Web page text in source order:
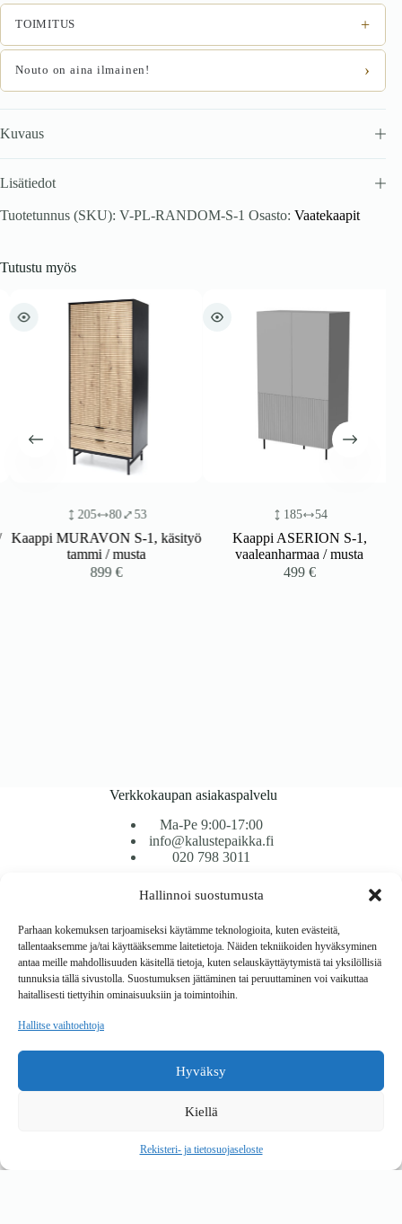
Hallinnoi suostumusta
Parhaan kokemuksen tarjoamiseksi käytämme teknologioita, kuten evästeitä,
tallentaaksemme ja/tai käyttääksemme laitetietoja. Näiden tekniikoiden hyväksyminen
antaa meille mahdollisuuden käsitellä tietoja, kuten selauskäyttäytymistä tai yksilöllisiä
tunnuksia tällä sivustolla. Suostumuksen jättäminen tai peruuttaminen voi vaikuttaa
haitallisesti tiettyihin ominaisuuksiin ja toimintoihin.
Hallitse vaihtoehtoja
Hyväksy
Kiellä
Rekisteri- ja tietosuojaseloste
määrä
TOIMITUS +
Nouto on aina ilmainen! ›
Kuvaus
Lisätiedot
Tuotetunnus (SKU): V-PL-RANDOM-S-1 Osasto: Vaatekaapit
Tutustu myös
205 80 53
Kaappi MURAVON S-1, käsityö
tammi / musta
899€
185 54
Kaappi ASERION S-1,
vaaleanharmaa / musta
499€
Verkkokaupan asiakaspalvelu
Ma-Pe 9:00-17:00
info@kalustepaikka.fi
020 798 3011
Tavarantoimitus / Maksutavat
Toimitustavat
Maksutavat
Vaihto ja palautus
Reklamaatiot
Copyright © 2026 Kalustepaikka